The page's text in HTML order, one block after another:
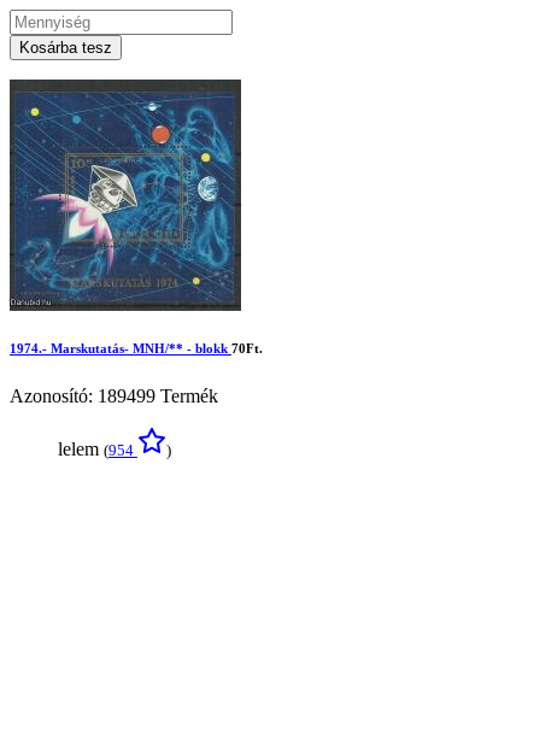
Kosárba tesz
1974.- Marskutatás- MNH/** - blokk 70Ft.
Azonosító: 189499 Termék
lelem (954 )